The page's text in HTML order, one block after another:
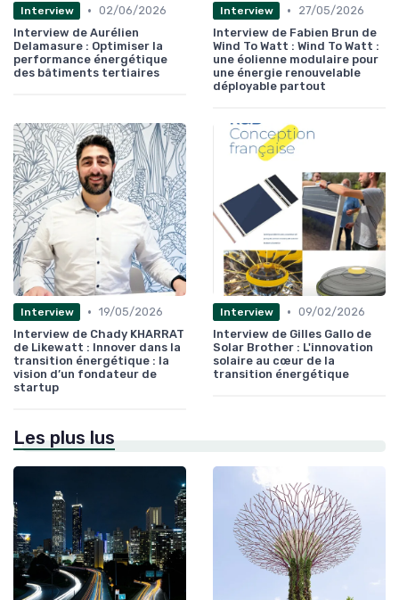
Interview • 02/06/2026
Interview de Aurélien
Delamasure : Optimiser la
performance énergétique
des bâtiments tertiaires
Interview •
27/05/2026
Interview de Fabien Brun de
Wind To Watt : Wind To Watt :
une éolienne modulaire pour
une énergie renouvelable
déployable partout
Interview • 19/05/2026
Interview de Chady KHARRAT
de Likewatt : Innover dans la
transition énergétique : la
vision d’un fondateur de
startup
Interview • 09/02/2026
Interview de Gilles Gallo de
Solar Brother : L'innovation
solaire au cœur de la
transition énergétique
Les plus lus